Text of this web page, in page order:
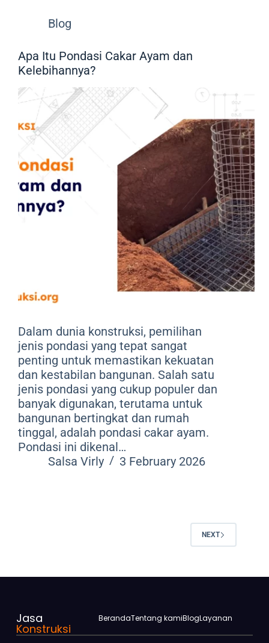
Blog
Apa Itu Pondasi Cakar Ayam dan
Kelebihannya?
Dalam dunia konstruksi, pemilihan
jenis pondasi yang tepat sangat
penting untuk memastikan kekuatan
dan kestabilan bangunan. Salah satu
jenis pondasi yang cukup populer dan
banyak digunakan, terutama untuk
bangunan bertingkat dan rumah
tinggal, adalah pondasi cakar ayam.
Pondasi ini dikenal…
Salsa Virly
3 February 2026
NEXT
Jasa
Konstruksi
BerandaTentang kamiBlogLayanan